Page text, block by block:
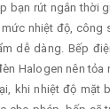
bạn rút ngắn thời
nhiệt độ, công
dễ dàng. Bếp
Halogen nên tỏa
khi nhiệt độ mặt